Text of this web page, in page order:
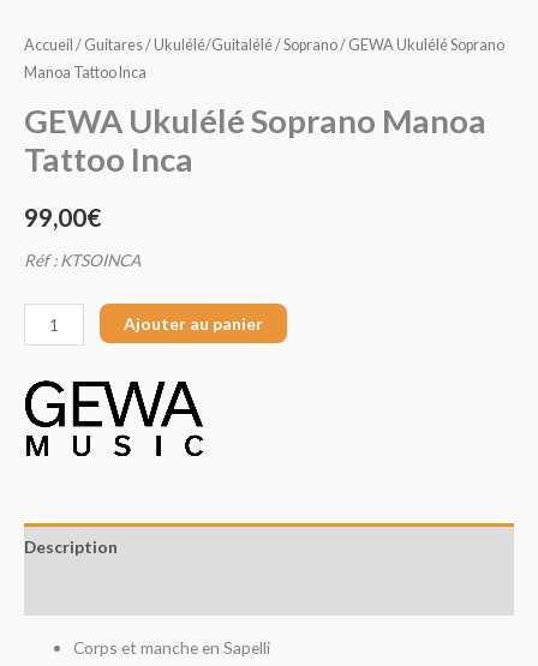
Accueil / Guitares/ Ukulélé/Guitalélé/Soprano/ GEWA Ukulélé Soprano
Manoa Tattoo Inca
GEWA Ukulélé Soprano Manoa
Tattoo Inca
99,00€
Réf : KTSOINCA
Ajouter au panier
Description
Corps et manche en Sapelli